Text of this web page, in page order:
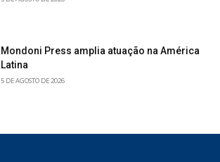
Mondoni Press amplia atuação na América
Latina
5 DE AGOSTO DE 2026